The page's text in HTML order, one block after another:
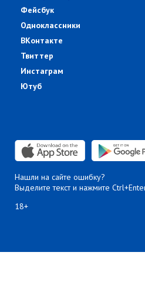
Фейсбук
Одноклассники
ВКонтакте
Твиттер
Инстаграм
Ютуб
Нашли на сайте ошибку?
Выделите текст и нажмите
18+